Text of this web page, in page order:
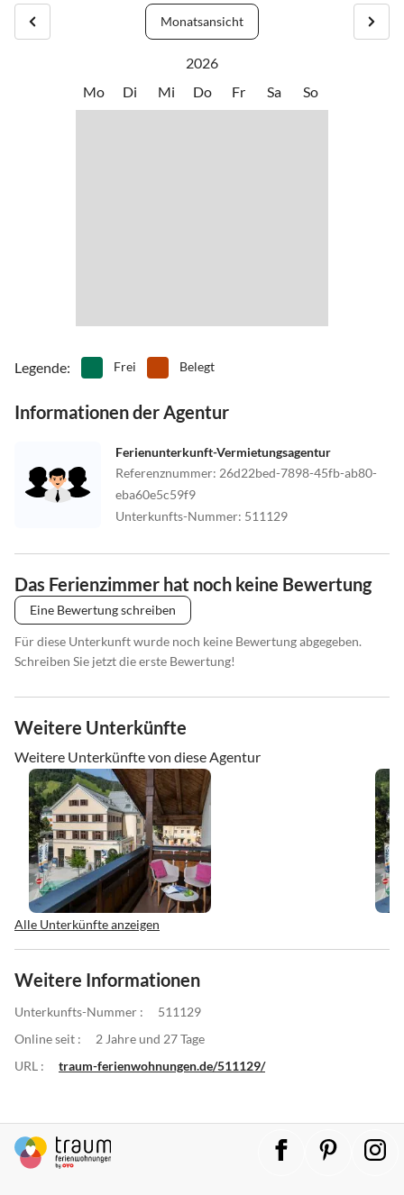
Monatsansicht
2026
Mo
Di Mi Do Fr Sa So
Legende: Frei Belegt
Informationen der Agentur
Ferienunterkunft-Vermietungsagentur
Referenznummer: 26d22bed-7898-45fb-ab80-
eba60e5c59f9
Unterkunfts-Nummer: 511129
Das Ferienzimmer hat noch keine Bewertung
Eine Bewertung schreiben
Für diese Unterkunft wurde noch keine Bewertung abgegeben.
Schreiben Sie jetzt die erste Bewertung!
Weitere Unterkünfte
Weitere Unterkünfte von diese Agentur
Alle Unterkünfte anzeigen
Weitere Informationen
Unterkunfts-Nummer :
511129
Online seit :
2 Jahre und 27 Tage
URL :
traum-ferienwohnungen.de/511129/